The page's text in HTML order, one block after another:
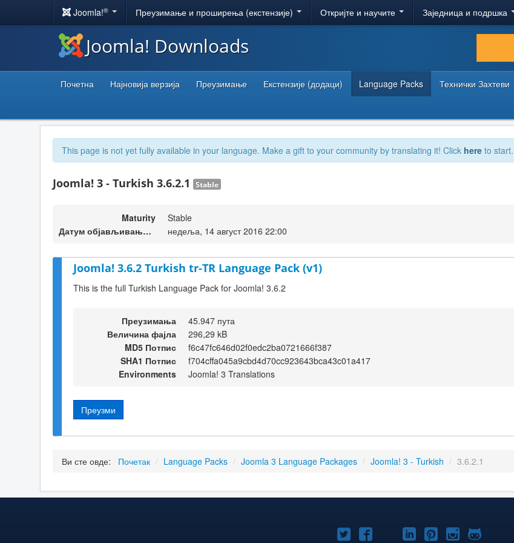
Joomla!® Преузимање и проширења (екстензије) Откријте и научите Заједница и подршка
Joomla! Downloads
Почетна Најновија верзија Преузимање Екстензије (додаци) Language Packs Технички Захтеви
This page is not yet fully available in your language. Make a gift to your community by translating it! Click here to start.
Joomla! 3 - Turkish 3.6.2.1 Stable
Maturity
Stable
Датум објављивања верзије
недеља, 14 август 2016 22:00
Joomla! 3.6.2 Turkish tr-TR Language Pack (v1)
This is the full Turkish Language Pack for Joomla! 3.6.2
Преузимања
45.947 пута
Величина фајла
296,29 kB
MD5 Потпис
f6c47fc646d02f0edc2ba0721666f387
SHA1 Потпис
f704cffa045a9cbd4d70cc923643bca43c01a417
Environments
Joomla! 3 Translations
Преузми
Ви сте овде: Почетак / Language Packs / Joomla 3 Language Packages / Joomla! 3 - Turkish / 3.6.2.1
Joomla!Joomla!Joomla!
Joomla!Joomla!
Joomla!Joomla!